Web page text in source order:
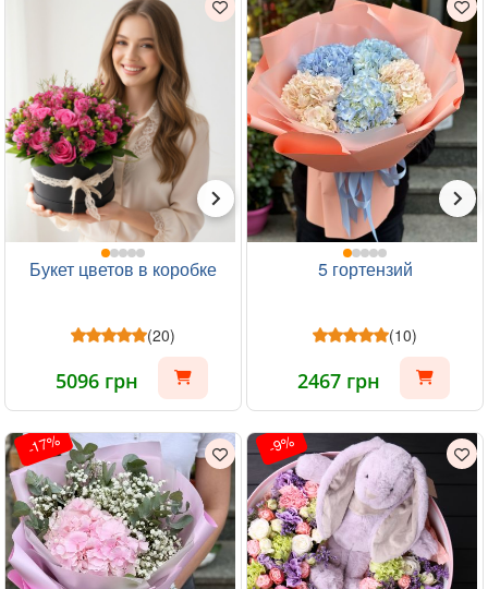
Букет цветов в коробке
(20)
5096 грн
5 гортензий
(10)
2467 грн
-17% -9%